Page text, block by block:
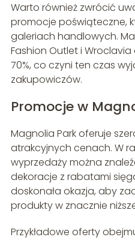
Warto również zwrócić
promocje poświąteczne,
galeriach handlowych.
Fashion Outlet i
70%, co czyni ten czas
zakupowiczów.
Promocje w
Magnolia Park oferuje
atrakcyjnych cenach. W
wyprzedaży można
dekoracje z rabatami
doskonała okazja, aby
produkty w znacznie
Przykładowe oferty